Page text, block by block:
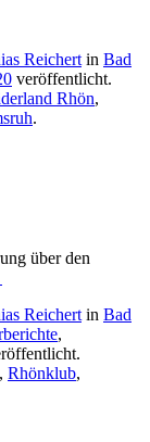
Reichert in Bad
veröffentlicht.
Rhön,
.
über den
Reichertin Bad
,
, Rhönklub,